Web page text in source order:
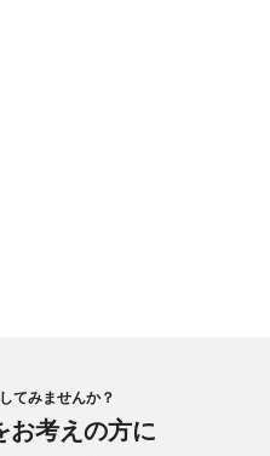
てみませんか？
お考えの方に